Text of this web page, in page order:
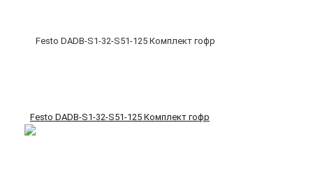
Festo DADB-S1-32-S51-125 Комплект гофр